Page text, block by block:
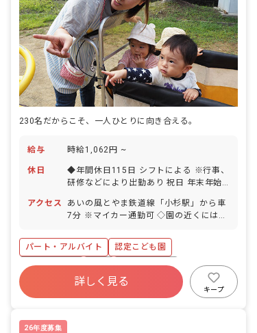
230名だからこそ、一人ひとりに向き合える。
給与 時給1,062円 ~
休日
◆年間休日115日 シフトによる ※行事、
研修などにより出勤あり 祝日 年末年始
アクセス
あいの風とやま鉄道線「小杉駅」から車
7分 ※マイカー通勤可 ◇園の近くにはお
の活動も充実しています。子育て支援セ
ンターを併設しており、地域の子育て支
援の拠点として総合的な支援も行なって
います。
パート・アルバイト
認定こども園
社会保険完備
有給
昇給昇進あり
新卒も歓迎
詳しく見る
キープ
26年度募集